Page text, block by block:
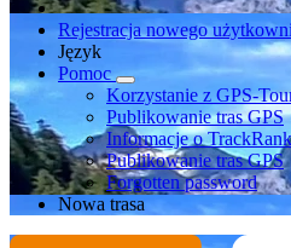
Rejestracja nowego
Język
Pomoc
Korzystanie z GPS-
Publikowanie tras GPS
Informacje o TrackRank
Publikowanie tras GPS
Forgotten password
Nowa trasa